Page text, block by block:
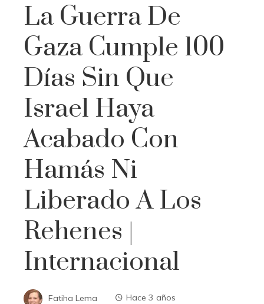
La Guerra De
Gaza Cumple 100
Días Sin Que
Israel Haya
Acabado Con
Hamás Ni
Liberado A Los
Rehenes |
Internacional
Fatiha Lema Hace 3 años